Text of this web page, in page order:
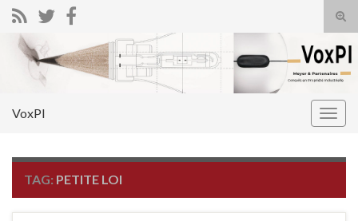
Search for:
VoxPI
TAG: PETITE LOI